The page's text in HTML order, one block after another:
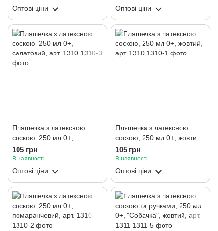
Оптові ціни Оптові ціни
Пляшечка з латексною
соскою, 250 мл 0+,
салатовий, арт. 1310
105 грн
В наявності
Оптові ціни
Пляшечка з латексною
соскою, 250 мл 0+, жовтий,
арт. 1310
105 грн
В наявності
Оптові ціни